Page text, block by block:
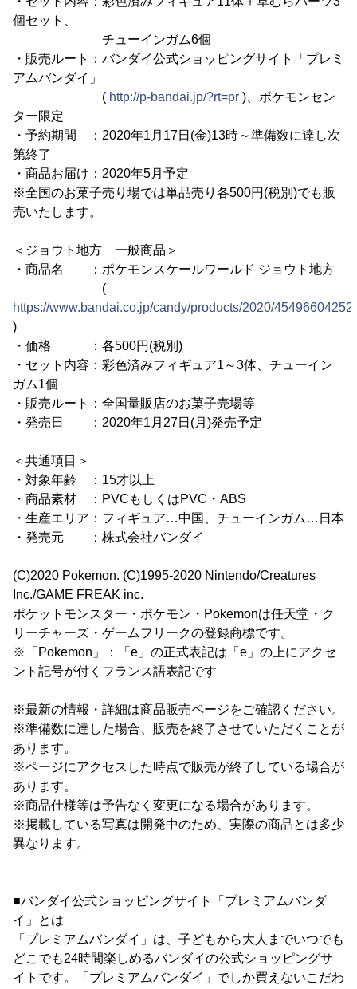
個セット、
チューインガム6個
・販売ルート：バンダイ公式ショッピングサイト「プレミ
アムバンダイ」
( http://p-bandai.jp/?rt=pr )、ポケモンセン
ター限定
・予約期間 ：2020年1月17日(金)13時～準備数に達し次
第終了
・商品お届け：2020年5月予定
※全国のお菓子売り場では単品売り各500円(税別)でも販
売いたします。
＜ジョウト地方 一般商品＞
・商品名 ：ポケモンスケールワールド ジョウト地方
(
https://www.bandai.co.jp/candy/products/2020/
)
・価格 ：各500円(税別)
・セット内容：彩色済みフィギュア1～3体、チューイン
ガム1個
・販売ルート：全国量販店のお菓子売場等
・発売日 ：2020年1月27日(月)発売予定
＜共通項目＞
・対象年齢 ：15才以上
・商品素材 ：PVCもしくはPVC・ABS
・生産エリア：フィギュア…中国、チューインガム…日本
・発売元 ：株式会社バンダイ
(C)2020 Pokemon. (C)1995-2020 Nintendo/Creatures
Inc./GAME FREAK inc.
ポケットモンスター・ポケモン・Pokemonは任天堂・ク
リーチャーズ・ゲームフリークの登録商標です。
※「Pokemon」：「e」の正式表記は「e」の上にアクセ
ント記号が付くフランス語表記です
※最新の情報・詳細は商品販売ページをご確認ください。
※準備数に達した場合、販売を終了させていただくことが
あります。
※ページにアクセスした時点で販売が終了している場合が
あります。
※商品仕様等は予告なく変更になる場合があります。
※掲載している写真は開発中のため、実際の商品とは多少
異なります。
■バンダイ公式ショッピングサイト「プレミアムバンダ
イ」とは
「プレミアムバンダイ」は、子どもから大人までいつでも
どこでも24時間楽しめるバンダイの公式ショッピングサ
イトです。「プレミアムバンダイ」でしか買えないこだわ